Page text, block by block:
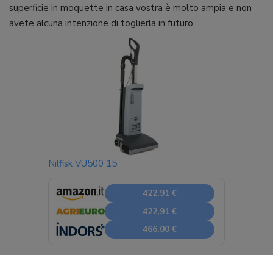
superficie in moquette in casa vostra è molto ampia e non
avete alcuna intenzione di toglierla in futuro.
Nilfisk VU500 15
422,91 €
422,91 €
466,00 €